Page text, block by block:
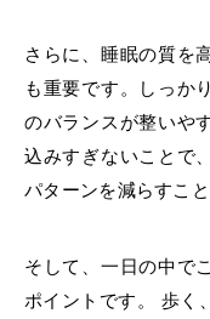
さらに、睡眠の質を
も重要です。しっか
のバランスが整いや
込みすぎないことで
パターンを減らすこと
そして、一日の中で
ポイントです。 歩く